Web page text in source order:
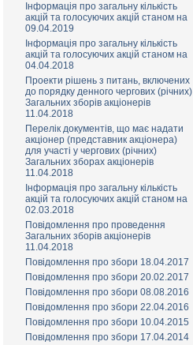
Інформація про загальну кількість
акцій та голосуючих акцій станом на
09.04.2019
Інформація про загальну кількість
акцій та голосуючих акцій станом на
04.04.2018
Проекти рішень з питань, включених
до порядку денного чергових (річних)
Загальних зборів акціонерів
11.04.2018
Перелік документів, що має надати
акціонер (представник акціонера)
для участі у чергових (річних)
Загальних зборах акціонерів
11.04.2018
Інформація про загальну кількість
акцій та голосуючих акцій станом на
02.03.2018
Повідомлення про проведення
Загальних зборів акціонерів
11.04.2018
Повідомлення про збори 18.04.2017
Повідомлення про збори 20.02.2017
Повідомлення про збори 08.08.2016
Повідомлення про збори 22.04.2016
Повідомлення про збори 10.04.2015
Повідомлення про збори 17.04.2014